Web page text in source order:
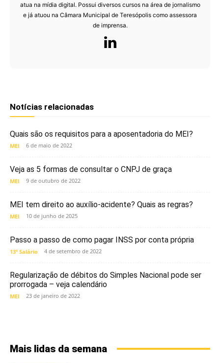
atua na mídia digital. Possui diversos cursos na área de jornalismo
e já atuou na Câmara Municipal de Teresópolis como assessora
de imprensa.
Notícias relacionadas
Quais são os requisitos para a aposentadoria do MEI?
MEI 6 de maio de 2022
Veja as 5 formas de consultar o CNPJ de graça
MEI 9 de outubro de 2022
MEI tem direito ao auxílio-acidente? Quais as regras?
MEI 10 de junho de 2025
Passo a passo de como pagar INSS por conta própria
13º Salário 4 de setembro de 2022
Regularização de débitos do Simples Nacional pode ser
prorrogada – veja calendário
MEI 23 de janeiro de 2022
Mais lidas da semana